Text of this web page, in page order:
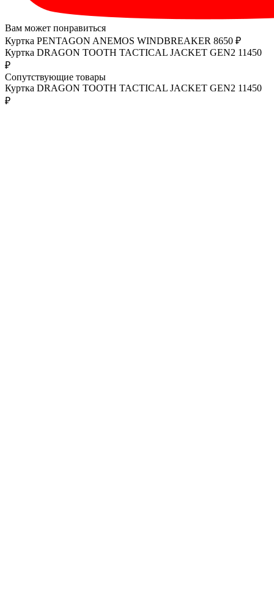
Вам может понравиться
Куртка PENTAGON ANEMOS WINDBREAKER 8650 ₽
Куртка DRAGON TOOTH TACTICAL JACKET GEN2 11450
₽
Сопутствующие товары
Куртка DRAGON TOOTH TACTICAL JACKET GEN2 11450
₽